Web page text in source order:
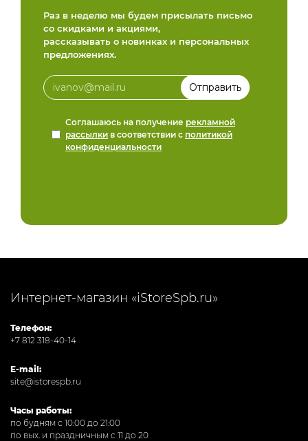
Раз в неделю мы будем присылать письмо
со скидками и акциями,
рассказывать о новинках и персональных
предложениях.
Соглашаюсь на получение рекламной
рассылки в соответствии с политикой
конфиденциальности
Интернет-магазин «iStoreSpb.ru»
Телефон:
+7 812 318-40-14
E-mail:
site@istorespb.ru
Часы работы:
по будням с 10:00 до 21:00
по вых. и праздничным с 11 до 20